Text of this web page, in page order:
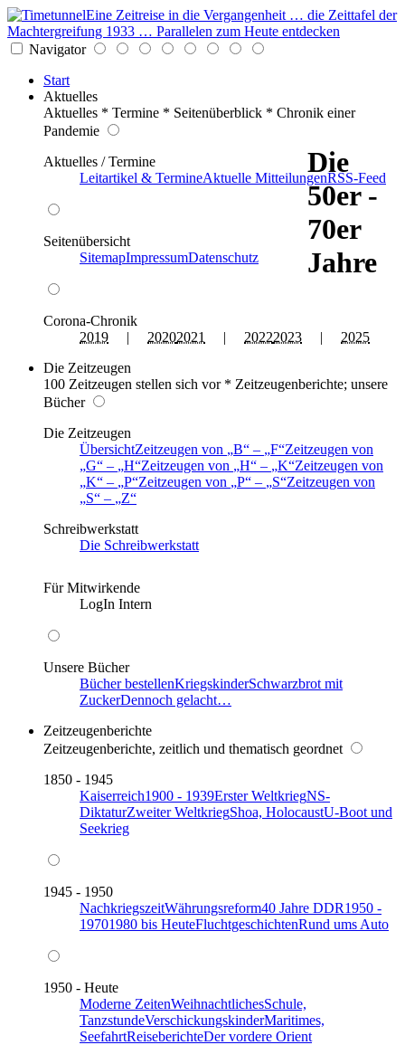
Eine Zeitreise in die Vergangenheit … die Zeittafel der
Machtergreifung 1933 … Parallelen zum Heute entdecken
Navigator
Start
Aktuelles
Aktuelles * Termine * Seitenüberblick * Chronik einer
Pandemie
Aktuelles / Termine
Leitartikel & TermineAktuelle MitteilungenRSS-Feed
Seitenübersicht
SitemapImpressumDatenschutz
Corona-Chronik
2019 | 20202021 | 20222023 | 2025
Die Zeitzeugen
100 Zeitzeugen stellen sich vor * Zeitzeugenberichte; unsere
Bücher
Die Zeitzeugen
ÜbersichtZeitzeugen von B – F Zeitzeugen von
G
– H Zeitzeugen von H – K Zeitzeugen von
K
– P Zeitzeugen von P – S Zeitzeugen von
S
–
Z
Schreibwerkstatt
Die Schreibwerkstatt
Für Mitwirkende
LogIn Intern
Unsere Bücher
Bücher bestellenKriegskinderSchwarzbrot mit
ZuckerDennoch gelacht…
Zeitzeugenberichte
Zeitzeugenberichte, zeitlich und thematisch geordnet
1850 - 1945
Kaiserreich1900 - 1939Erster WeltkriegNS-
DiktaturZweiter WeltkriegShoa, HolocaustU-Boot und
Seekrieg
1945 - 1950
NachkriegszeitWährungsreform40 Jahre DDR1950 -
19701980 bis HeuteFluchtgeschichtenRund ums Auto
1950 - Heute
Moderne ZeitenWeihnachtlichesSchule,
TanzstundeVerschickungskinderMaritimes,
SeefahrtReiseberichteDer vordere Orient
Die
50er -
70er
Jahre